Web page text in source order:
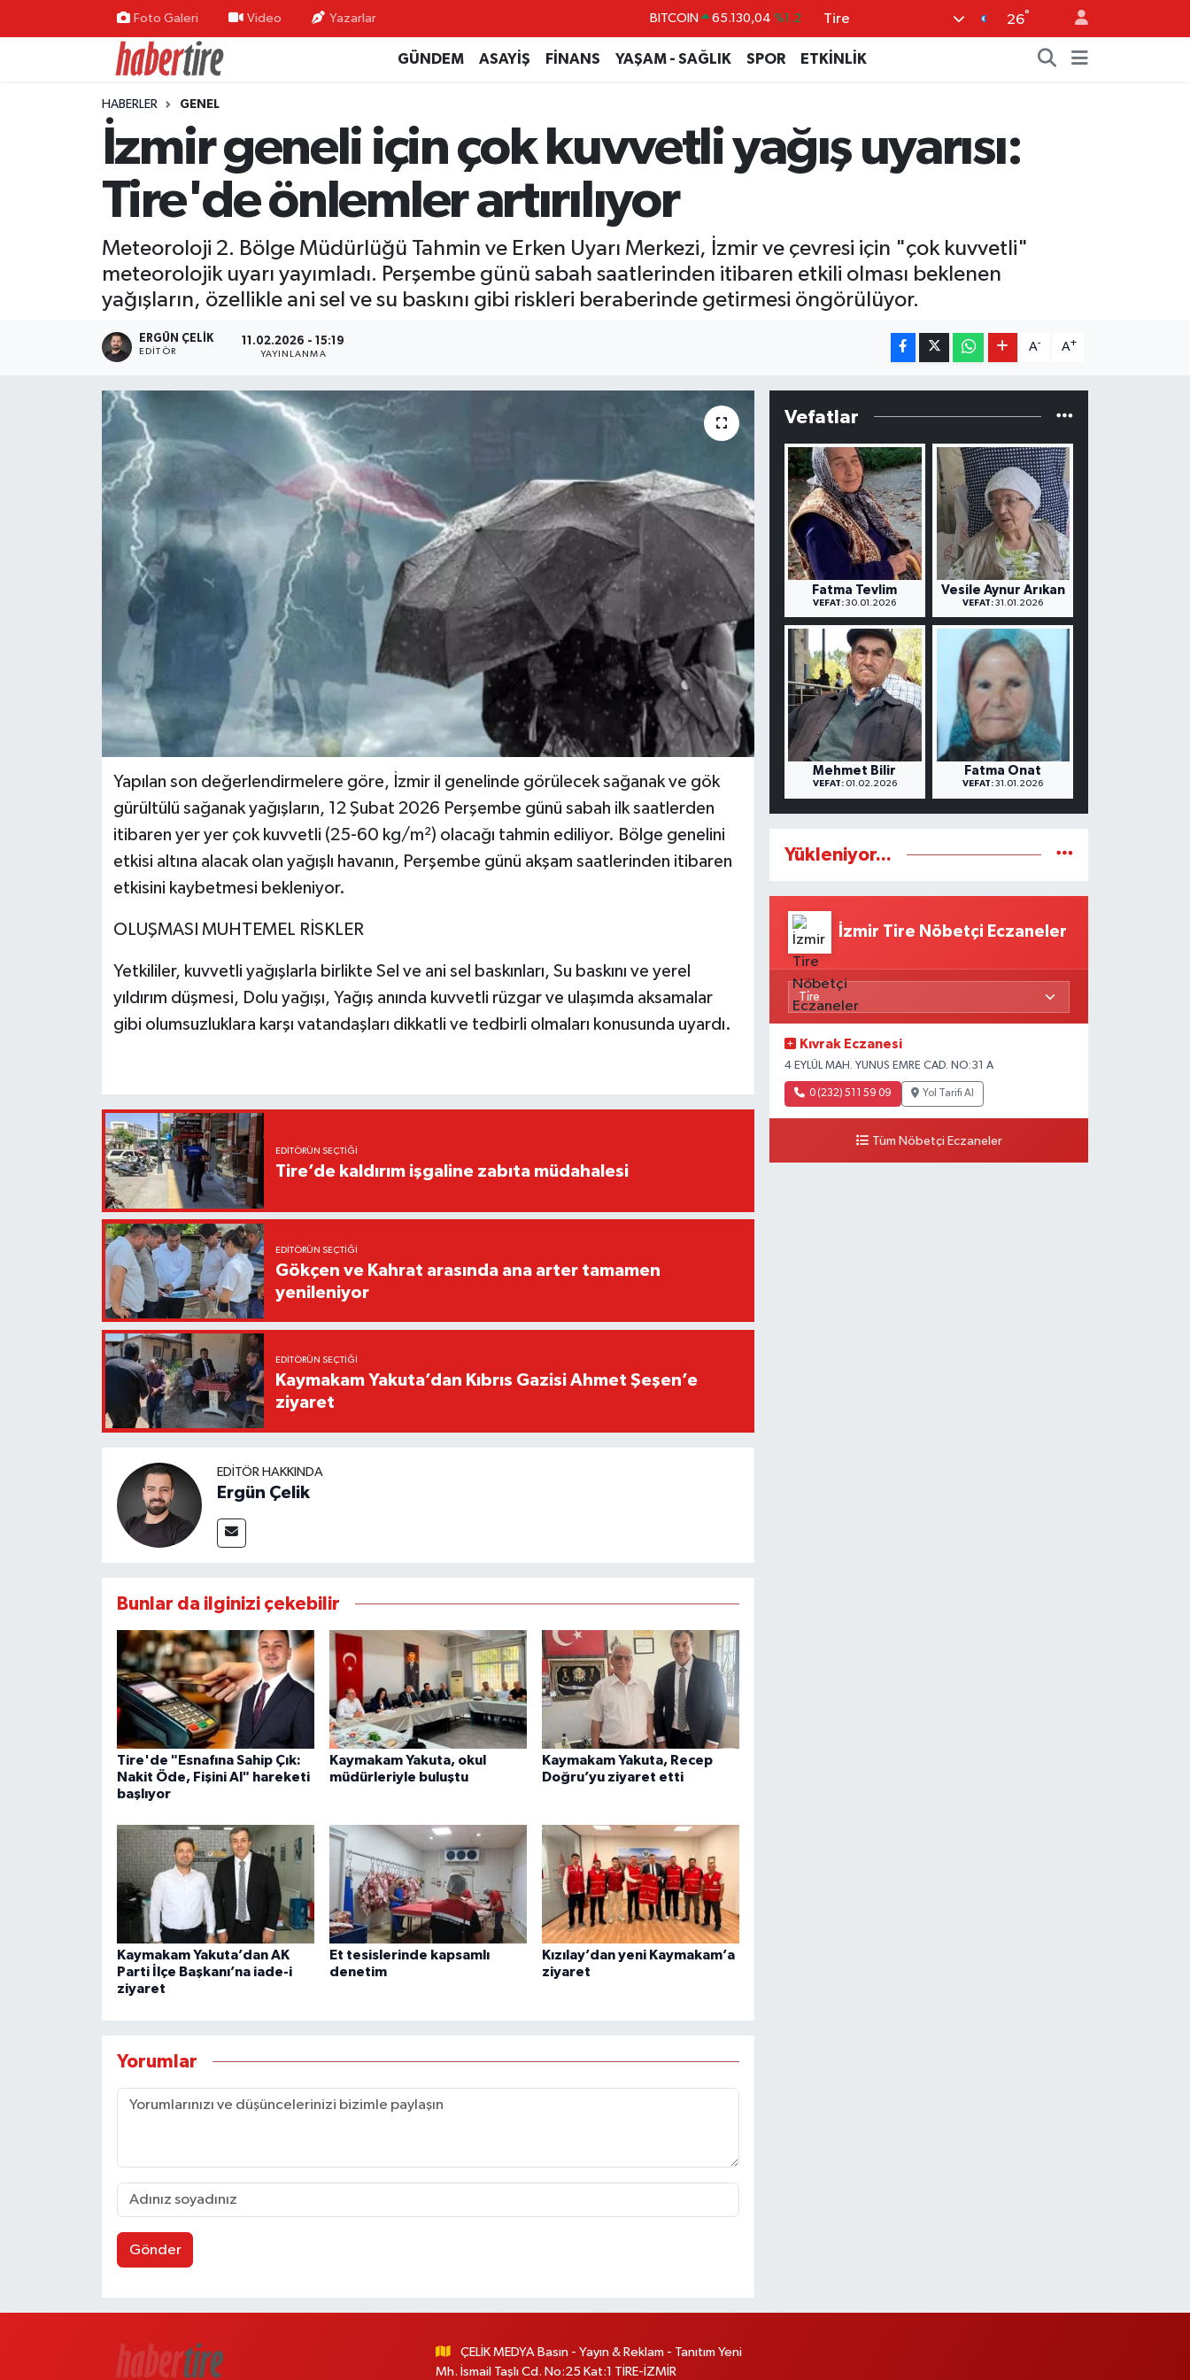
Foto Galeri Video Yazarlar BITCOIN 65.130,04 %1.2
DOLAR 47,7106 %0.17
GRAM ALTIN 6648.99 %2.59
13.773 %-19
Tire 26°
GÜNDEM ASAYİŞ FİNANS YAŞAM - SAĞLIK SPOR ETKİNLİK
HABERLER GENEL
İzmir geneli için çok kuvvetli yağış uyarısı:
Tire'de önlemler artırılıyor
Meteoroloji 2. Bölge Müdürlüğü Tahmin ve Erken Uyarı Merkezi, İzmir ve çevresi için "çok kuvvetli"
meteorolojik uyarı yayımladı. Perşembe günü sabah saatlerinden itibaren etkili olması beklenen
yağışların, özellikle ani sel ve su baskını gibi riskleri beraberinde getirmesi öngörülüyor.
ERGÜN ÇELIK
EDITÖR
11.02.2026 - 15:19
YAYINLANMA
A- A+
Yapılan son değerlendirmelere göre, İzmir il genelinde görülecek sağanak ve gök
gürültülü sağanak yağışların, 12 Şubat 2026 Perşembe günü sabah ilk saatlerden
itibaren yer yer çok kuvvetli (25-60 kg/m²) olacağı tahmin ediliyor. Bölge genelini
etkisi altına alacak olan yağışlı havanın, Perşembe günü akşam saatlerinden itibaren
etkisini kaybetmesi bekleniyor.
OLUŞMASI MUHTEMEL RİSKLER
Yetkililer, kuvvetli yağışlarla birlikte Sel ve ani sel baskınları, Su baskını ve yerel
yıldırım düşmesi, Dolu yağışı, Yağış anında kuvvetli rüzgar ve ulaşımda aksamalar
gibi olumsuzluklara karşı vatandaşları dikkatli ve tedbirli olmaları konusunda uyardı.
EDITÖRÜN SEÇTIĞI
Tire’de kaldırım işgaline zabıta müdahalesi
EDITÖRÜN SEÇTIĞI
Gökçen ve Kahrat arasında ana arter tamamen
yenileniyor
EDITÖRÜN SEÇTIĞI
Kaymakam Yakuta’dan Kıbrıs Gazisi Ahmet Şeşen’e
ziyaret
EDITÖR HAKKINDA
Ergün Çelik
Bunlar da ilginizi çekebilir
Tire'de "Esnafına Sahip Çık:
Nakit Öde, Fişini Al" hareketi
başlıyor
Kaymakam Yakuta, okul
müdürleriyle buluştu
Kaymakam Yakuta, Recep
Doğru’yu ziyaret etti
Kaymakam Yakuta’dan AK
Parti İlçe Başkanı’na iade-i
ziyaret
Et tesislerinde kapsamlı
denetim
Kızılay’dan yeni Kaymakam’a
ziyaret
Yorumlar
Gönder
Vefatlar
Fatma Tevlim
VEFAT: 30.01.2026
Vesile Aynur Arıkan
VEFAT: 31.01.2026
Mehmet Bilir
VEFAT:01.02.2026
Fatma Onat
VEFAT: 31.01.2026
Yükleniyor...
İzmir Tire Nöbetçi Eczaneler
Kıvrak Eczanesi
4 EYLÜL MAH. YUNUS EMRE CAD. NO:31 A
0 (232) 511 59 09 Yol Tarifi Al
Tüm Nöbetçi Eczaneler
ÇELİK MEDYA Basın - Yayın & Reklam - Tanıtım Yeni
Mh. İsmail Taşlı Cd. No:25 Kat:1 TİRE-İZMİR
Tire Nöbetçi Eczaneler
Tire Hava Durumu
Tire Trafik Yoğunluk Haritası
Süper Lig Puan Durumu ve Fikstür
Tüm Manşetler
Son Dakika Haberleri
Haber Arşivi